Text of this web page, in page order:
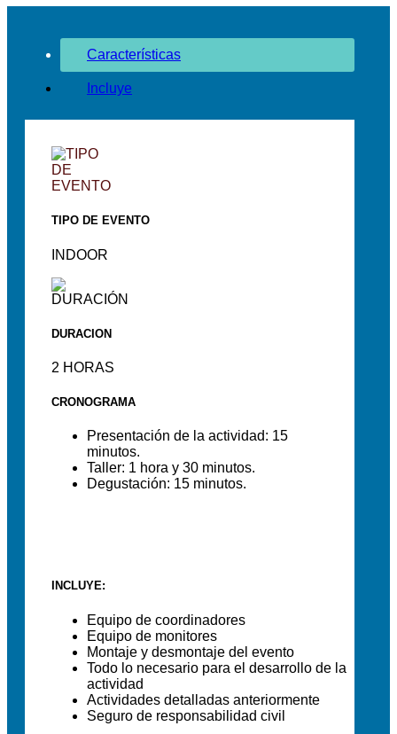
Características
Incluye
TIPO DE EVENTO
INDOOR
DURACION
2 HORAS
CRONOGRAMA
Presentación de la actividad: 15
minutos.
Taller: 1 hora y 30 minutos.
Degustación: 15 minutos.
INCLUYE:
Equipo de coordinadores
Equipo de monitores
Montaje y desmontaje del evento
Todo lo necesario para el desarrollo de la
actividad
Actividades detalladas anteriormente
Seguro de responsabilidad civil